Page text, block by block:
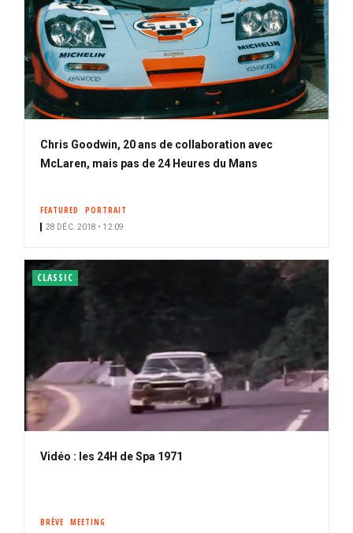
Chris Goodwin, 20 ans de collaboration avec
McLaren, mais pas de 24 Heures du Mans
FEATURED PORTRAIT
28 DÉC. 2018 • 12:09
CLASSIC
Vidéo : les 24H de Spa 1971
BRÈVE MEETING